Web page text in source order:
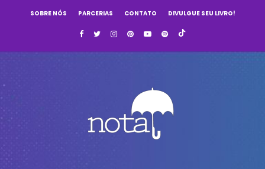
SOBRE NÓS PARCERIAS CONTATO DIVULGUE SEU LIVRO!